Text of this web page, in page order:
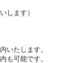
します）
いたします。
も可能です。